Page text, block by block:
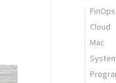
FinOps
Cloud
Mac